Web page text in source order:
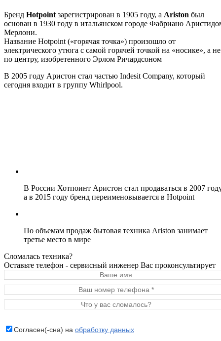
Бренд Hotpoint зарегистрирован в 1905 году, а Ariston был
основан в 1930 году в итальянском городе Фабриано
Мерлони.
Название Hotpoint («горячая точка») произошло от
электрического утюга с самой горячей точкой на «носике», а не
по центру, изобретенного Эрлом Ричардсоном
В 2005 году Аристон стал частью Indesit Company, который
сегодня входит в группу Whirlpool.
В России Хотпоинт Аристон стал продаваться в 2007
а в 2015 году бренд переименовывается в Hotpoint
По объемам продаж бытовая техника Ariston занимает
третье место в мире
Сломалась техника?
Оставьте телефон - сервисный инженер Вас проконсультирует
Согласен(-сна) на обработку данных